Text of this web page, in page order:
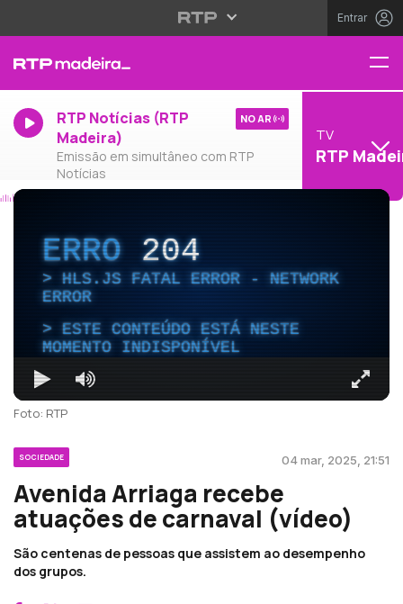
Entrar
RTP Notícias (RTP
Madeira)
Emissão em simultâneo com RTP
Notícias
NO AR
TV
RTP
ERRO204
HLS.JS FATAL ERROR - NETWORK
ERROR
ESTE CONTEÚDO ESTÁ NESTE
MOMENTO INDISPONÍVEL
Foto: RTP
SOCIEDADE 04 mar, 2025, 21:51
Avenida Arriaga recebe
atuações de carnaval (vídeo)
São centenas de pessoas que assistem ao desempenho
dos grupos.